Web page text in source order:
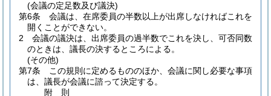
(会議の定足数及び議決)
第6条
会議は、在席委員の半数以上が出席しなければこれを
開くことができない。
2
会議の議決は、出席委員の過半数でこれを決し、可否同数
のときは、議長の決するところによる。
(その他)
第7条
この規則に定めるもののほか、会議に関し必要な事項
は、議長が会議に諮って決定する。
附 則